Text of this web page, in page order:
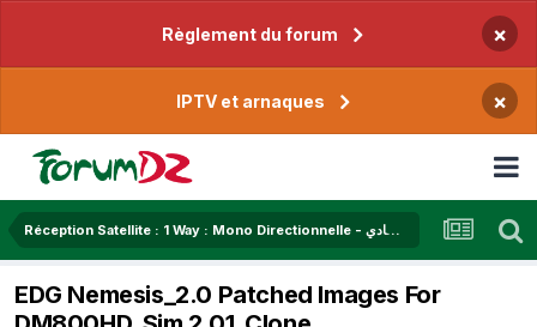
Règlement du forum ×
IPTV et arnaques ×
Réception Satellite : 1 Way : Mono Directionnelle - استقبال الأقمار الصناعية: اتجاه واحد: اتجاه أحادي
EDG Nemesis_2.0 Patched Images For